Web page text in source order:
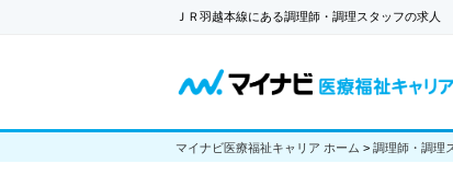
ＪＲ羽越本線にある調理師・調理スタッフの求人
マイナビ医療福祉キャリア ホーム > 調理師・調理